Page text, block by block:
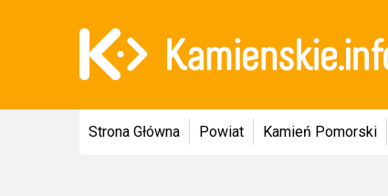
Strona Główna Powiat Kamień Pomorski